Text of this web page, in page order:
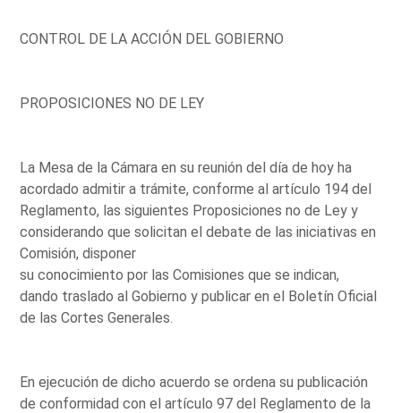
CONTROL DE LA ACCIÓN DEL GOBIERNO
PROPOSICIONES NO DE LEY
La Mesa de la Cámara en su reunión del día de hoy ha
acordado admitir a trámite, conforme al artículo 194 del
Reglamento, las siguientes Proposiciones no de Ley y
considerando que solicitan el debate de las iniciativas en
Comisión, disponer
su conocimiento por las Comisiones que se indican,
dando traslado al Gobierno y publicar en el Boletín Oficial
de las Cortes Generales.
En ejecución de dicho acuerdo se ordena su publicación
de conformidad con el artículo 97 del Reglamento de la